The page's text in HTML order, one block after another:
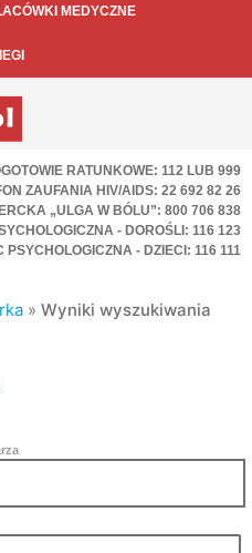
MEDYCZNE
RATUNKOWE: 112 LUB 999
ZAUFANIA HIV/AIDS: 22 692 82 26
„ULGA W BÓLU”: 800 706 838
- DOROŚLI: 116 123
PSYCHOLOGICZNA - DZIECI: 116 111
»Wyniki wyszukiwania